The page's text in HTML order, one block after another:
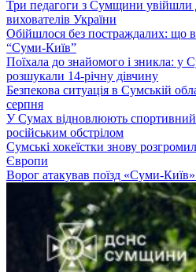
Три педагоги з Сумщини
вихователів України
Обійшлося без постраждалих: що
“Суми-Київ”
Поїхала до знайомого і зникла: у
розшукали 14-річну дівчину
Безпекова ситуація в Сумській
серпня
У Сумах відновлюють
російським обстрілом
Сумські хокеїстки знову
Європи
Ворог атакував поїзд «Суми-